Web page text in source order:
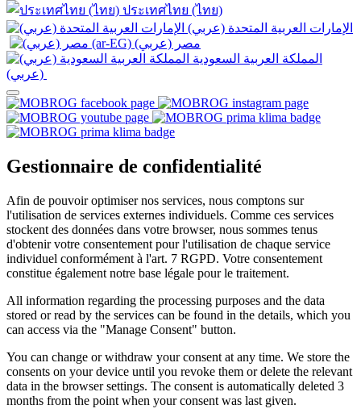
ประเทศไทย (ไทย)
Gestionnaire de confidentialité
Afin de pouvoir optimiser nos services, nous comptons sur
l'utilisation de services externes individuels. Comme ces services
stockent des données dans votre browser, nous sommes tenus
d'obtenir votre consentement pour l'utilisation de chaque service
individuel conformément à l'art. 7 RGPD. Votre consentement
constitue également notre base légale pour le traitement.
All information regarding the processing purposes and the data
stored or read by the services can be found in the details, which you
can access via the "Manage Consent" button.
You can change or withdraw your consent at any time. We store the
consents on your device until you revoke them or delete the relevant
data in the browser settings. The consent is automatically deleted 3
months from the point when your consent was last given.